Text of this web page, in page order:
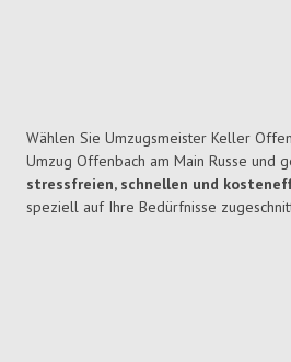
Wählen Sie Umzugsmeister Keller
Umzug Offenbach am Main Russe und
stressfreien, schnellen und
speziell auf Ihre Bedürfnisse